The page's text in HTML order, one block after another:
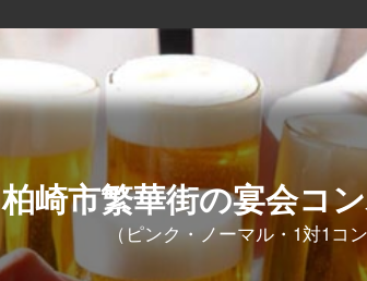
柏崎市繁華街の宴会コ
（ピンク・ノーマル・1対1コ